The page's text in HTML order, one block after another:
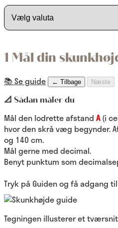
1 Mål din
📚 Se guide ← Tilbage Næste
📐 Sådan måler du
Mål den lodrette afstand A(i
hvor den skrå væg begynder.
og 140 cm.
Mål gerne med decimal.
Benyt punktum som
Tryk på Guiden og få adgang
Tegningen illusterer et